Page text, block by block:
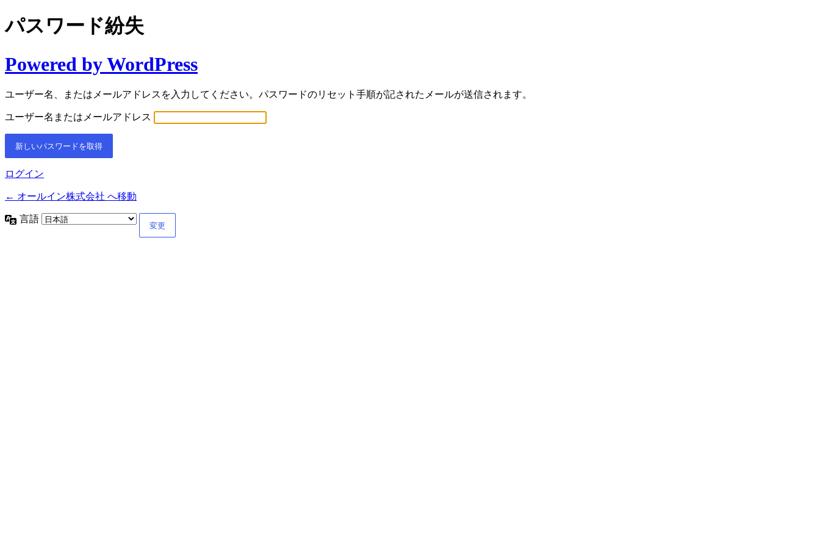
パスワード紛失
Powered by WordPress
ユーザー名、またはメールアドレスを入力してください。パスワードのリセット手順が記されたメールが送信されます。
ユーザー名またはメールアドレス
ログイン
← オールイン株式会社 へ移動
言語